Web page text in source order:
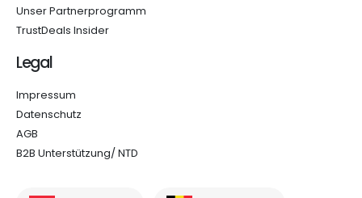
Unser Partnerprogramm
TrustDeals Insider
Legal
Impressum
Datenschutz
AGB
B2B Unterstützung/ NTD